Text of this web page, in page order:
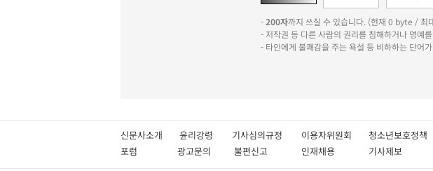
-200자까지 쓰실 수 있습니다. (현재 0 byte /
- 저작권 등 다른 사람의 권리를 침해하거나 명예
- 타인에게 불쾌감을 주는 욕설 등 비하하는 단어
신문사소개 윤리강령 기사심의규정 이용자위원회 청소년보호정
포럼
광고문의 불편신고 인재채용 기사제보